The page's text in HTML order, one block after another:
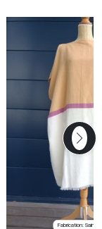
Fabrication: Saint-